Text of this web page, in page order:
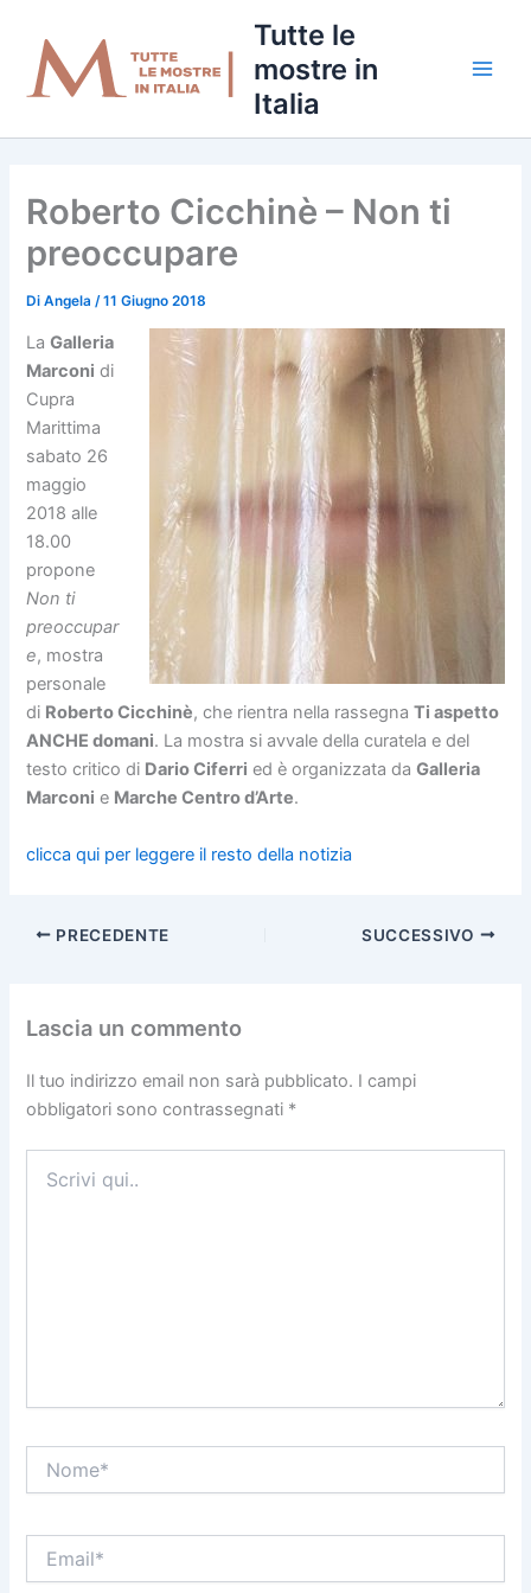
contenuto
Tutte le
mostre in
Italia
Roberto Cicchinè – Non ti
preoccupare
DiAngela/11 Giugno 2018
LaGalleria
Marconi di
Cupra
Marittima
sabato 26
maggio
2018 alle
18.00
propone
Non ti
preoccupar
e, mostra
personale
di Roberto Cicchinè, che rientra nella rassegnaTi aspetto
ANCHE domani. La mostra si avvale della curatela e del
testo critico di Dario Ciferri ed è organizzata daGalleria
Marconi e Marche Centro d’Arte.
clicca qui per leggere il resto della notizia
PRECEDENTE SUCCESSIVO
Lascia un commento
Il tuo indirizzo email non sarà pubblicato. I campi
obbligatori sono contrassegnati *
qui..